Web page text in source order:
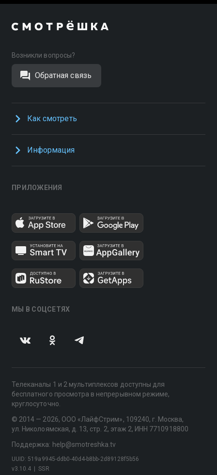
Возникли вопросы?
Обратная связь
Как смотреть
Информация
ПРИЛОЖЕНИЯ
МЫ В СОЦСЕТЯХ
Телеканалы 1 и 2 мультиплексов доступны для
бесплатного просмотра в непрерывном режиме,
круглосуточно.
© 2014 — 2026, ООО «ЛайфСтрим», 109240, г. Москва,
ул. Николоямская, д. 13, стр. 2, этаж 2, ИНН 7710918800
Поддержка: help@smotreshka.tv
v3.10.4 SSR
UUID: 519a9945-ddb0-40d4-b8bb-2d89128f5b56